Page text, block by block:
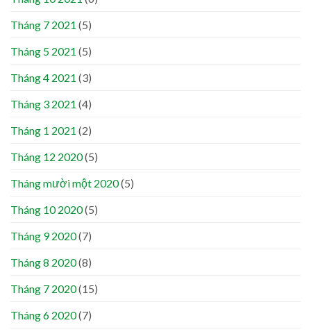
Tháng 7 2021 (5)
Tháng 5 2021 (5)
Tháng 4 2021 (3)
Tháng 3 2021 (4)
Tháng 1 2021 (2)
Tháng 12 2020(5)
Tháng mười một 2020(5)
Tháng 10 2020(5)
Tháng 9 2020(7)
Tháng 8 2020(8)
Tháng 7 2020(15)
Tháng 6 2020(7)